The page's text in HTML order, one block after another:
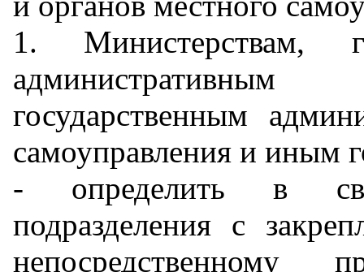
1. Министерствам,
государственным
самоуправления и иным
- определить в
подразделения с
непосредственному